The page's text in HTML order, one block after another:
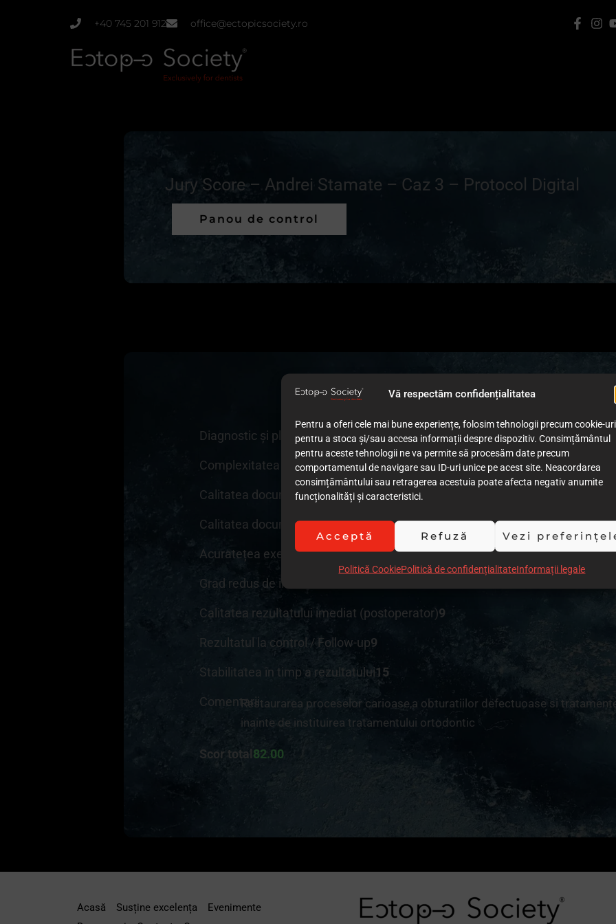
Vă respectăm confidențialitatea
Pentru a oferi cele mai bune experiențe, folosim tehnologii precum cookie-
pentru a stoca și/sau accesa informații despre dispozitiv. Consimțământul
pentru aceste tehnologii ne va permite să procesăm date precum
comportamentul de navigare sau ID-uri unice pe acest site. Neacordarea
consimțământului sau retragerea acestuia poate afecta negativ anumite
funcționalități și caracteristici.
Acceptă Refuză Vezi
Politică CookiePolitică de confidențialitateInformații legale
+40 745 201 912 office@ectopicsociety.ro
Jury Score – Andrei Stamate – Caz 3 – Protocol Digital
Panou de control
Diagnostic și plan de tratament7
Complexitatea cazului8
Calitatea documentației cazului (imagini)
Calitatea documentației cazului (text)9
Acuratețea execuției procedurilor clinice8
Grad redus de invazivitate
Calitatea rezultatului imediat (postoperator)9
Rezultatul la control / Follow-up9
Stabilitatea în timp a rezultatului 15
ComentariiRestaurarea proceselor carioase,a obturatiilor defectuoase si
inainte de instituirea tratamentului ortodontic
Scor total 82.00
Acasă Susține excelența
Evenimente